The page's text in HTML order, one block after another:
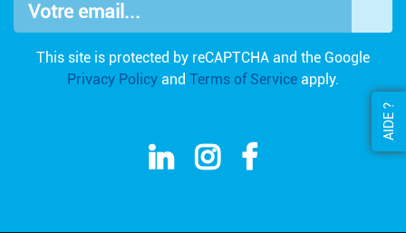
Votre email...
This site is protected by reCAPTCHA and the Google
Privacy Policy and Terms of Service apply.
AIDE ?